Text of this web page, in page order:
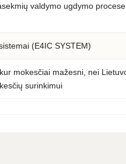
valdymo ugdymo
(E4IC SYSTEM)
mokesčiai mažesni, nei
surinkimui